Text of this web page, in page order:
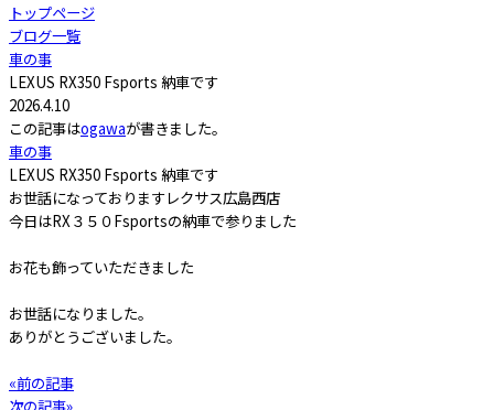
トップページ
ブログ一覧
車の事
LEXUS RX350 Fsports 納車です
2026.4.10
この記事はogawaが書きました。
車の事
LEXUS RX350 Fsports 納車です
お世話になっておりますレクサス広島西店
今日はRX３５０Fsportsの納車で参りました
お花も飾っていただきました
お世話になりました。
ありがとうございました。
«前の記事